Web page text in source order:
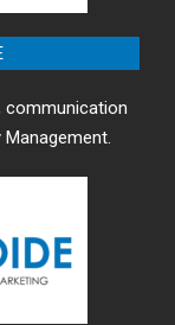
communication